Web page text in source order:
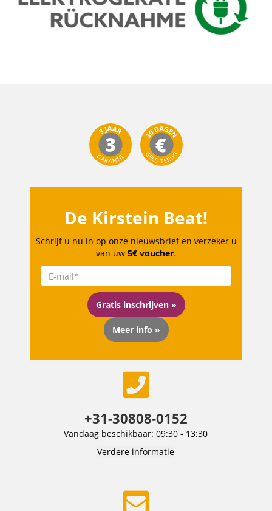
De Kirstein Beat!
Schrijf u nu in op onze nieuwsbrief en verzeker u
van uw 5€ voucher.
Gratis inschrijven »
Meer info »
+31-30808-0152
Vandaag beschikbaar: 09:30 - 13:30
Verdere informatie